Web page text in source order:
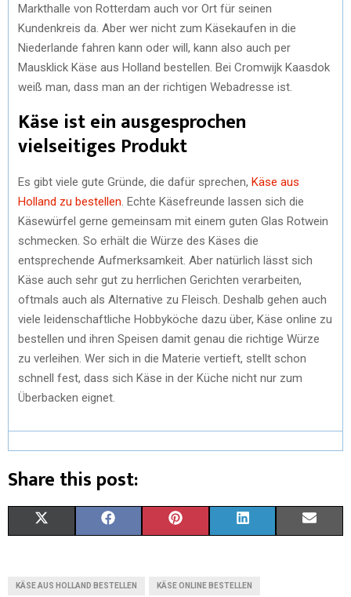
Markthalle von Rotterdam auch vor Ort für seinen
Kundenkreis da. Aber wer nicht zum Käsekaufen in die
Niederlande fahren kann oder will, kann also auch per
Mausklick Käse aus Holland bestellen. Bei Cromwijk Kaasdok
weiß man, dass man an der richtigen Webadresse ist.
Käse ist ein ausgesprochen
vielseitiges Produkt
Es gibt viele gute Gründe, die dafür sprechen, Käse aus
Holland zu bestellen . Echte Käsefreunde lassen sich die
Käsewürfel gerne gemeinsam mit einem guten Glas Rotwein
schmecken. So erhält die Würze des Käses die
entsprechende Aufmerksamkeit. Aber natürlich lässt sich
Käse auch sehr gut zu herrlichen Gerichten verarbeiten,
oftmals auch als Alternative zu Fleisch. Deshalb gehen auch
viele leidenschaftliche Hobbyköche dazu über, Käse online zu
bestellen und ihren Speisen damit genau die richtige Würze
zu verleihen. Wer sich in die Materie vertieft, stellt schon
schnell fest, dass sich Käse in der Küche nicht nur zum
Überbacken eignet.
Share this post:
KÄSE AUS HOLLAND BESTELLEN KÄSE ONLINE BESTELLEN